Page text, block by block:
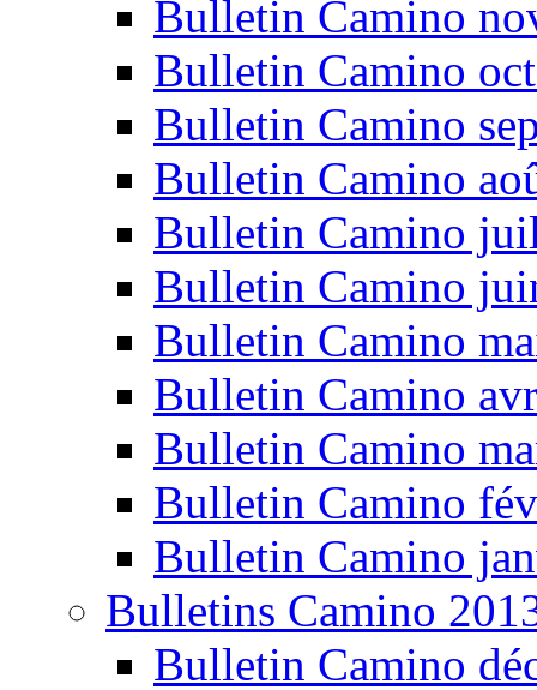
Bulletin Camino
Bulletin Camino
Bulletin Camino
Bulletin Camino
Bulletin Camino
Bulletin Camino
Bulletin Camino
Bulletin Camino
Bulletin Camino
Bulletin Camino
Bulletin Camino
Bulletins Camino
Bulletin Camino